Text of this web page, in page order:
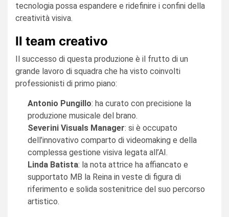
tecnologia possa espandere e ridefinire i confini della
creatività visiva.
Il team creativo
Il successo di questa produzione è il frutto di un
grande lavoro di squadra che ha visto coinvolti
professionisti di primo piano:
Antonio Pungillo: ha curato con precisione la
produzione musicale del brano.
Severini Visuals Manager: si è occupato
dell’innovativo comparto di videomaking e della
complessa gestione visiva legata all’AI.
Linda Batista: la nota attrice ha affiancato e
supportato MB la Reina in veste di figura di
riferimento e solida sostenitrice del suo percorso
artistico.